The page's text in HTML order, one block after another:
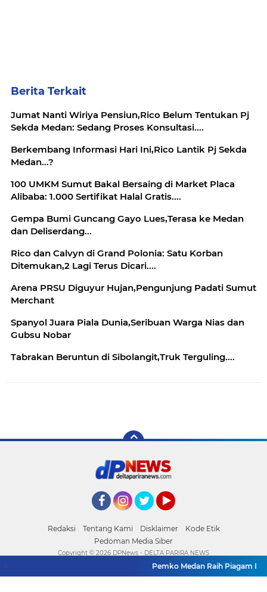
Berita Terkait
Jumat Nanti Wiriya Pensiun,Rico Belum Tentukan Pj
Sekda Medan: Sedang Proses Konsultasi....
Berkembang Informasi Hari Ini,Rico Lantik Pj Sekda
Medan...?
100 UMKM Sumut Bakal Bersaing di Market Placa
Alibaba: 1.000 Sertifikat Halal Gratis....
Gempa Bumi Guncang Gayo Lues,Terasa ke Medan
dan Deliserdang...
Rico dan Calvyn di Grand Polonia: Satu Korban
Ditemukan,2 Lagi Terus Dicari....
Arena PRSU Diguyur Hujan,Pengunjung Padati Sumut
Merchant
Spanyol Juara Piala Dunia,Seribuan Warga Nias dan
Gubsu Nobar
Tabrakan Beruntun di Sibolangit,Truk Terguling....
Redaksi Tentang Kami Disklaimer
Kode Etik
Pedoman Media Siber
Pemko Medan Raih Piagam
Copyright © 2026 DPNews - DELTA PARIRA NEWS